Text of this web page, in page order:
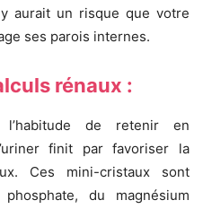
aurait un risque que votre
ses parois internes.
rénaux :
de retenir en
finit par favoriser la
Ces mini-cristaux sont
du magnésium